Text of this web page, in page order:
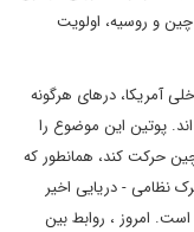
و روسیه، اولویت
آمریکا، درهای هرگونه
پوتین این موضوع را
حرکت کند، همانطور که
نظامی - دریایی اخیر
امروز ، روابط بین